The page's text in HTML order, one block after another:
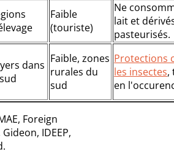
Faible
(touriste)
Ne
lait et
pasteurisés.
dans Faible, zones
rurales du
sud
Protections
les insectes,
en
Foreign
IDEEP,